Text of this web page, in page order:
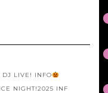
DJ LIVE! INFO
NIGHT!2025 INF